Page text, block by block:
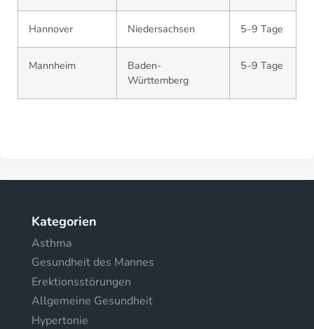
Hannover Niedersachsen 5–9 Tage
Mannheim
Baden-
Württemberg
5–9 Tage
Kategorien
Asthma
Gesundheit des Mannes
Erektionsstörungen
Allgemeine Gesundheit
Hypertonie